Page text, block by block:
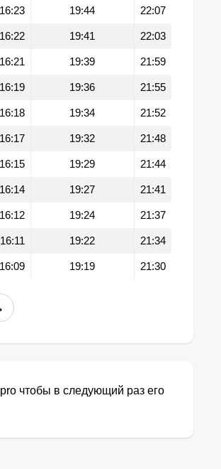
16:23 19:44 22:07
16:22 19:41 22:03
16:21 19:39 21:59
16:19 19:36 21:55
16:18 19:34 21:52
16:17 19:32 21:48
16:15 19:29 21:44
16:14 19:27 21:41
16:12 19:24 21:37
16:11 19:22 21:34
16:09 19:19 21:30
чтобы в следующий раз его